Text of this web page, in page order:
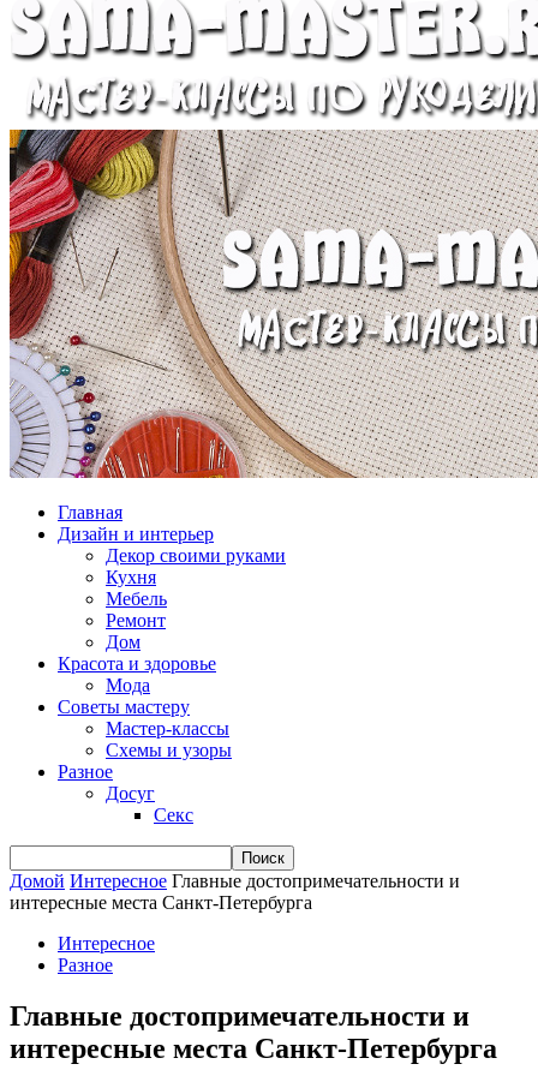
Главная
Дизайн и интерьер
Декор своими руками
Кухня
Мебель
Ремонт
Дом
Красота и здоровье
Мода
Советы мастеру
Мастер-классы
Схемы и узоры
Разное
Досуг
Секс
Домой Интересное Главные достопримечательности и
интересные места Санкт-Петербурга
Интересное
Разное
Главные достопримечательности и
интересные места Санкт-Петербурга